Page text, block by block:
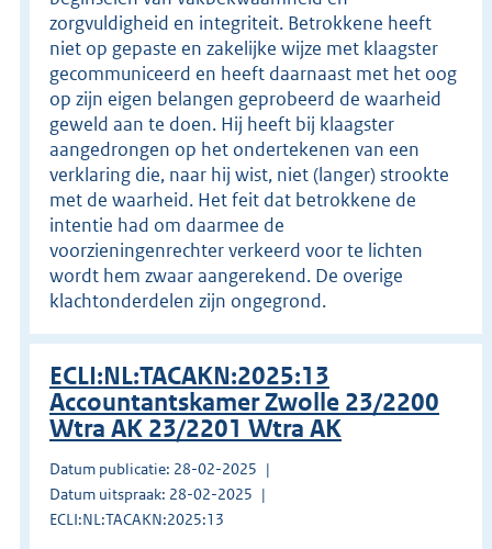
zorgvuldigheid en integriteit. Betrokkene heeft
niet op gepaste en zakelijke wijze met klaagster
gecommuniceerd en heeft daarnaast met het oog
op zijn eigen belangen geprobeerd de waarheid
geweld aan te doen. Hij heeft bij klaagster
aangedrongen op het ondertekenen van een
verklaring die, naar hij wist, niet (langer) strookte
met de waarheid. Het feit dat betrokkene de
intentie had om daarmee de
voorzieningenrechter verkeerd voor te lichten
wordt hem zwaar aangerekend. De overige
klachtonderdelen zijn ongegrond.
ECLI:NL:TACAKN:2025:13
Accountantskamer Zwolle 23/2200
Wtra AK 23/2201 Wtra AK
Datum publicatie: 28-02-2025
Datum uitspraak: 28-02-2025
ECLI:NL:TACAKN:2025:13